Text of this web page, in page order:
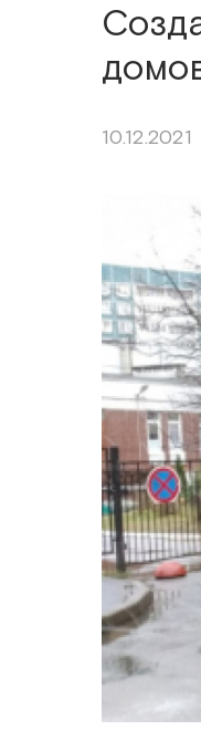
10.12.2021